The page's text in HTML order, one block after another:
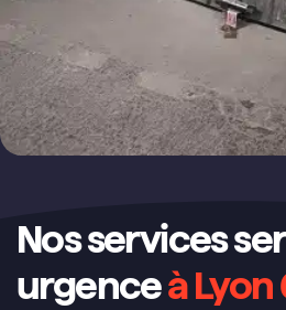
Nos services
urgenceà